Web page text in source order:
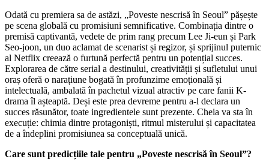
Odată cu premiera sa de astăzi, „Poveste nescrisă în Seoul” pășește
pe scena globală cu promisiuni semnificative. Combinația dintre o
premisă captivantă, vedete de prim rang precum Lee Ji-eun și Park
Seo-joon, un duo aclamat de scenarist și regizor, și sprijinul puternic
al Netflix creează o furtună perfectă pentru un potențial succes.
Explorarea de către serial a destinului, creativității și sufletului unui
oraș oferă o narațiune bogată în profunzime emoțională și
intelectuală, ambalată în pachetul vizual atractiv pe care fanii K-
drama îl așteaptă. Deși este prea devreme pentru a-l declara un
succes răsunător, toate ingredientele sunt prezente. Cheia va sta în
execuție: chimia dintre protagoniști, ritmul misterului și capacitatea
de a îndeplini promisiunea sa conceptuală unică.
Care sunt predicțiile tale pentru „Poveste nescrisă în Seoul”?